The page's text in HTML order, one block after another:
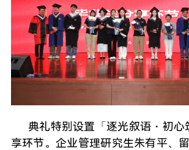
典礼特别设置「逐光叙语・初心
享环节。企业管理研究生朱有平、